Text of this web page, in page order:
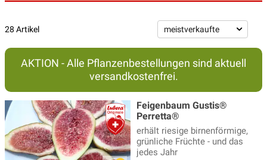
28 Artikel
AKTION - Alle Pflanzenbestellungen sind aktuell
versandkostenfrei.
Feigenbaum Gustis®
Perretta®
erhält riesige birnenförmige,
grünliche Früchte - und das
jedes Jahr